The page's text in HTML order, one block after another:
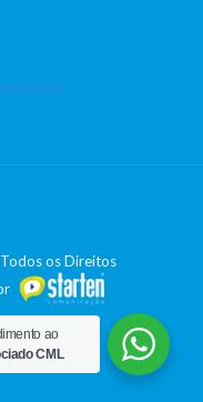
os Direitos
ao
CML